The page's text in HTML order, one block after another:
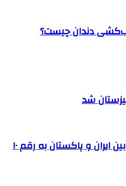
دندان چیست؟
شد
افزایش حجم تجارت بین ایران و پاکستان به رقم ۱۰